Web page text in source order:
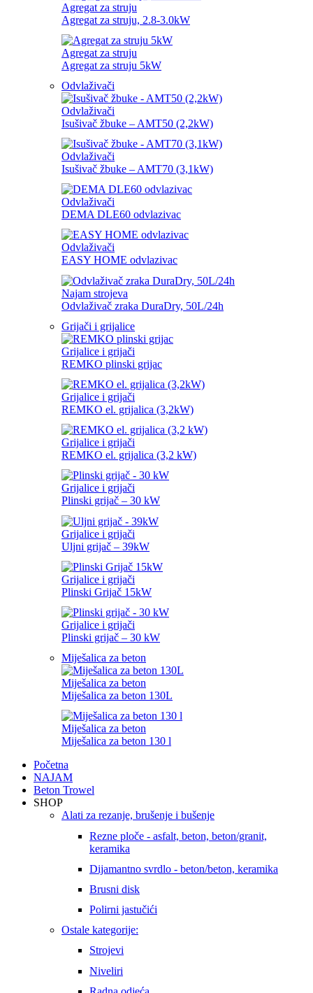
Agregat za struju
Agregat za struju, 2.8-3.0kW
Agregat za struju
Agregat za struju 5kW
Odvlaživači
Odvlaživači
Isušivač žbuke – AMT50 (2,2kW)
Odvlaživači
Isušivač žbuke – AMT70 (3,1kW)
Odvlaživači
DEMA DLE60 odvlazivac
Odvlaživači
EASY HOME odvlazivac
Najam strojeva
Odvlaživač zraka DuraDry, 50L/24h
Grijači i grijalice
Grijalice i grijači
REMKO plinski grijac
Grijalice i grijači
REMKO el. grijalica (3,2kW)
Grijalice i grijači
REMKO el. grijalica (3,2 kW)
Grijalice i grijači
Plinski grijač – 30 kW
Grijalice i grijači
Uljni grijač – 39kW
Grijalice i grijači
Plinski Grijač 15kW
Grijalice i grijači
Plinski grijač – 30 kW
Miješalica za beton
Miješalica za beton
Miješalica za beton 130L
Miješalica za beton
Miješalica za beton 130 l
Početna
NAJAM
Beton Trowel
SHOP
Alati za rezanje, brušenje i bušenje
Rezne ploče - asfalt, beton, beton/granit,
keramika
Dijamantno svrdlo - beton/beton, keramika
Brusni disk
Polirni jastučići
Ostale kategorije:
Strojevi
Niveliri